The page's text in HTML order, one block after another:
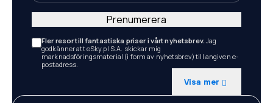
Fler resor till fantastiska priser i vårt nyhetsbrev.Jag
godkänner att eSky.pl S.A. skickar mig
marknadsföringsmaterial (i form av nyhetsbrev) till angiven e-
postadress.
Visa mer
Prenumerera